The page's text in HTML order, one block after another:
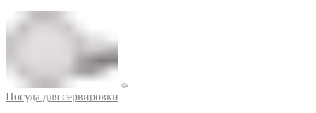
Посуда для сервировки